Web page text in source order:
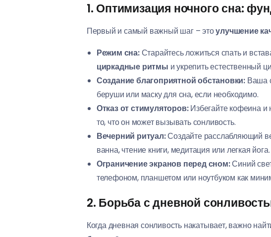
1. Оптимизация ночного сна:
Первый и самый важный шаг – этоулучшение
Режим сна:Старайтесь ложиться спать и
циркадные ритмы и укрепить естественный
Создание благоприятной обстановки:Ваша
беруши или маску для сна, если необходимо.
Отказ от стимуляторов:Избегайте кофеина и
то, что он может вызывать сонливость.
Вечерний ритуал:Создайте расслабляющий
ванна, чтение книги, медитация или легкая йога.
Ограничение экранов перед сном:Синий
телефоном, планшетом или ноутбуком как
2. Борьба с дневной
Когда дневная сонливость накатывает, важно